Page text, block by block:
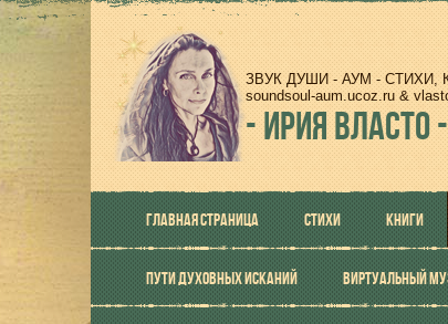
ЗВУК ДУШИ - АУМ -
soundsoul-aum.ucoz.ru &
-ИРИЯ ВЛАСТО
ГЛАВНАЯ СТРАНИЦА СТИХИ КНИГИ
ПУТИ ДУХОВНЫХ ИСКАНИЙ ВИРТУАЛЬНЫЙ